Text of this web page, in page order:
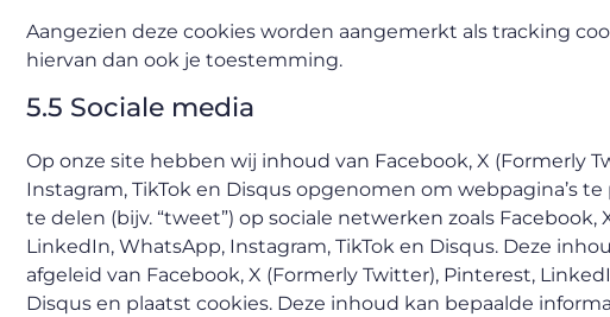
Aangezien deze cookies worden aangemerkt als tracking
hiervan dan ook je toestemming.
5.5 Sociale media
Op onze site hebben wij inhoud van Facebook, X (Formerly
Instagram, TikTok en Disqus opgenomen om webpagina’s te
te delen (bijv. “tweet”) op sociale netwerken zoals Facebook,
LinkedIn, WhatsApp, Instagram, TikTok en Disqus. Deze
afgeleid van Facebook, X (Formerly Twitter), Pinterest,
Disqus en plaatst cookies. Deze inhoud kan bepaalde